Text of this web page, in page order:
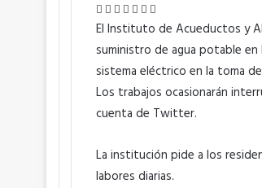
Facebook
Twitter
WhatsApp
Telegram
LineCompartir
por
correo
electrónico
El Instituto de Acueductos y
suministro de agua potable
sistema eléctrico en la toma
Los trabajos ocasionarán
cuenta de Twitter.
La institución pide a los
labores diarias.